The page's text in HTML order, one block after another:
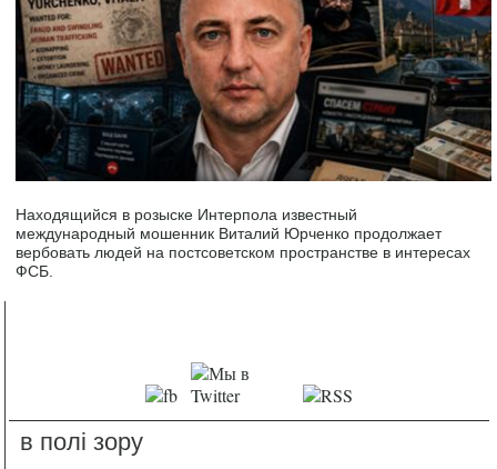
Находящийся в розыске Интерпола известный
международный мошенник Виталий Юрченко продолжает
вербовать людей на постсоветском пространстве в интересах
ФСБ.
в полі зору